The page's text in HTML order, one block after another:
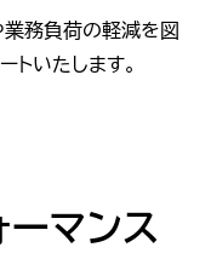
業務負荷の軽減を図
トいたします。
ーマンス